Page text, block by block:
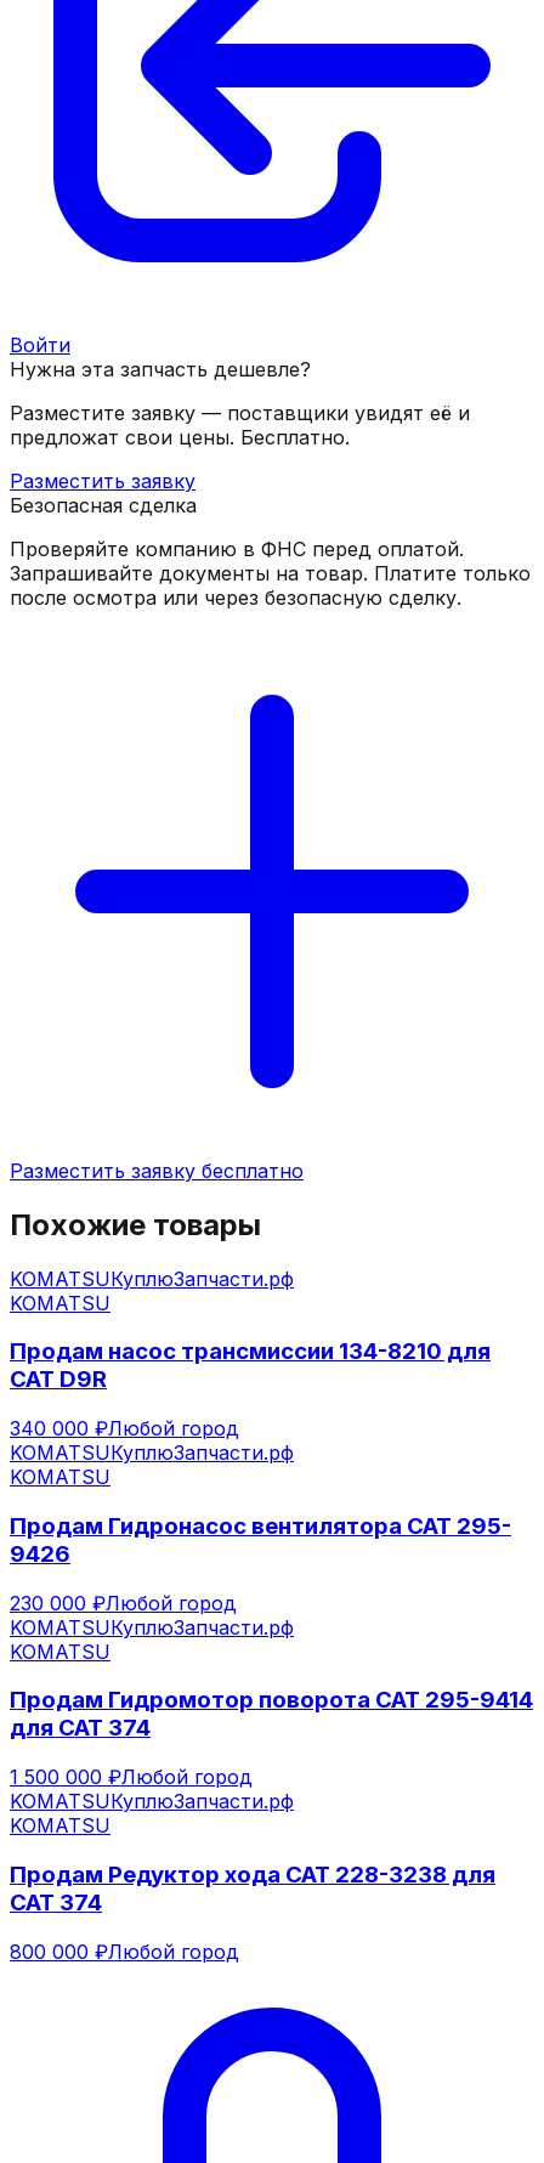
Войти
Нужна эта запчасть дешевле?
Разместите заявку — поставщики увидят её и
предложат свои цены. Бесплатно.
Разместить заявку
Безопасная сделка
Проверяйте компанию в ФНС перед оплатой.
Запрашивайте документы на товар. Платите только
после осмотра или через безопасную сделку.
Разместить заявку бесплатно
Похожие товары
KOMATSUКуплюЗапчасти.рф
KOMATSU
Продам насос трансмиссии 134-8210 для
CAT D9R
340 000 ₽Любой город
KOMATSUКуплюЗапчасти.рф
KOMATSU
Продам Гидронасос вентилятора CAT 295-
9426
230 000 ₽Любой город
KOMATSUКуплюЗапчасти.рф
KOMATSU
Продам Гидромотор поворота CAT 295-9414
для CAT 374
1 500 000 ₽Любой город
KOMATSUКуплюЗапчасти.рф
KOMATSU
Продам Редуктор хода CAT 228-3238 для
CAT 374
800 000 ₽Любой город